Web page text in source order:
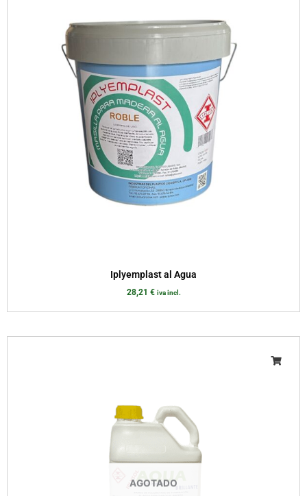
Iplyemplast al Agua
28,21 € iva incl.
AGOTADO